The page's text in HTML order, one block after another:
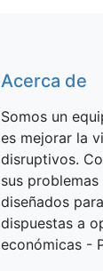
Acerca de
Somos un
es mejorar la
disruptivos.
sus
diseñados
dispuestas a
económicas -